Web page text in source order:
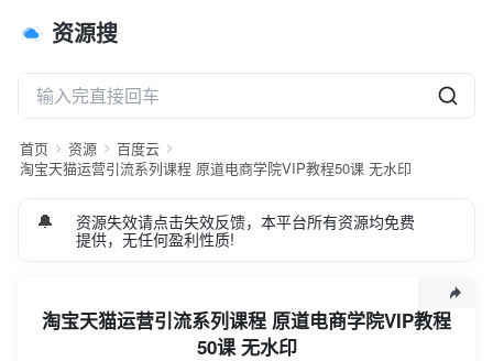
资源搜
首页 资源
百度云
淘宝天猫运营引流系列课程 原道电商学院VIP教程50课 无水印
🔔
资源失效请点击失效反馈，本平台所有资源均免费
提供，无任何盈利性质!
淘宝天猫运营引流系列课程 原道电商学院VIP教程
50课 无水印